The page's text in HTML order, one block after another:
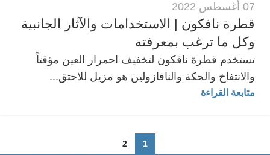
07 أغسطس 2022
قطرة نافكون | الاستخدامات والآثار الجانبية
وكل ما ترغب بمعرفته
تستخدم قطرة نافكون لتخفيف احمرار العين مؤقتاً
والانتفاخ والحكة والنافازولين هو مزيل للاحتق...
متابعة القراءة
1
2